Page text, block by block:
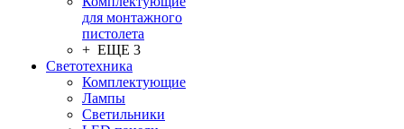
для монтажного
пистолета
+ ЕЩЕ 3
Светотехника
Комплектующие
Лампы
Светильники